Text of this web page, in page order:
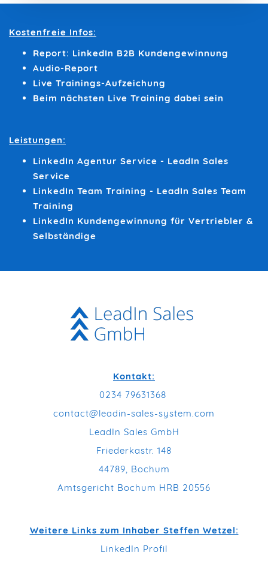
Kostenfreie Infos:
Report: LinkedIn B2B Kundengewinnung
Audio-Report
Live Trainings-Aufzeichung
Beim nächsten Live Training dabei sein
Leistungen:
LinkedIn Agentur Service - LeadIn Sales
Service
LinkedIn Team Training - LeadIn Sales Team
Training
LinkedIn Kundengewinnung für Vertriebler &
Selbständige
Kontakt:
0234 79631368
contact@leadin-sales-system.com
LeadIn Sales GmbH
Friederkastr. 148
44789, Bochum
Amtsgericht Bochum HRB 20556
Weitere Links zum Inhaber Steffen Wetzel:
LinkedIn Profil